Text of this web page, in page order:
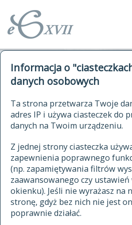
Informacja o
danych osobowych
Ta strona przetwarza Twoje
adres IP i używa ciasteczek do
danych na Twoim urządzeniu.
Z jednej strony ciasteczka
zapewnienia poprawnego
(np. zapamiętywania filtrów
zaawansowanego czy
okienku). Jeśli nie wyrażasz na
stronę, gdyż bez nich nie jest
poprawnie działać.
autorzy Słownika
historia
publikacje
źródła
autorzy tekstów źródłowych
zasady opracowania
statystyki
najnowsze hasła
ostatnio zmodyfikowane hasła
kwerendy
jak cytować Słownik
JĘZYKA
XVII I XVIII
znajdź
zaczynające się od